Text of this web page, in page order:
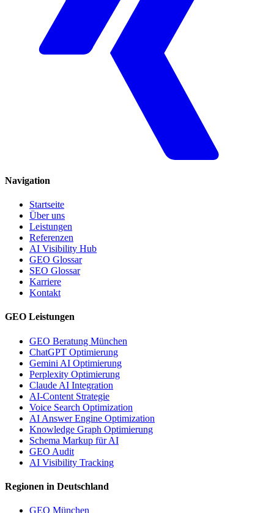
Navigation
Startseite
Über uns
Leistungen
Referenzen
AI Visibility Hub
GEO Glossar
SEO Glossar
Karriere
Kontakt
GEO Leistungen
GEO Beratung München
ChatGPT Optimierung
Gemini AI Optimierung
Perplexity Optimierung
Claude AI Integration
AI-Content Strategie
Voice Search Optimization
AI Answer Engine Optimization
Knowledge Graph Optimierung
Schema Markup für AI
GEO Audit
AI Visibility Tracking
Regionen in Deutschland
GEO München